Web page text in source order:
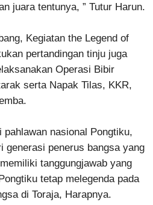
juara tentunya, ” Tutur Harun.
Kegiatan the Legend of
pertandingan tinju juga
Operasi Bibir
serta Napak Tilas, KKR,
nasional Pongtiku,
generasi penerus bangsa yang
tanggungjawab yang
tetap melegenda pada
di Toraja, Harapnya.